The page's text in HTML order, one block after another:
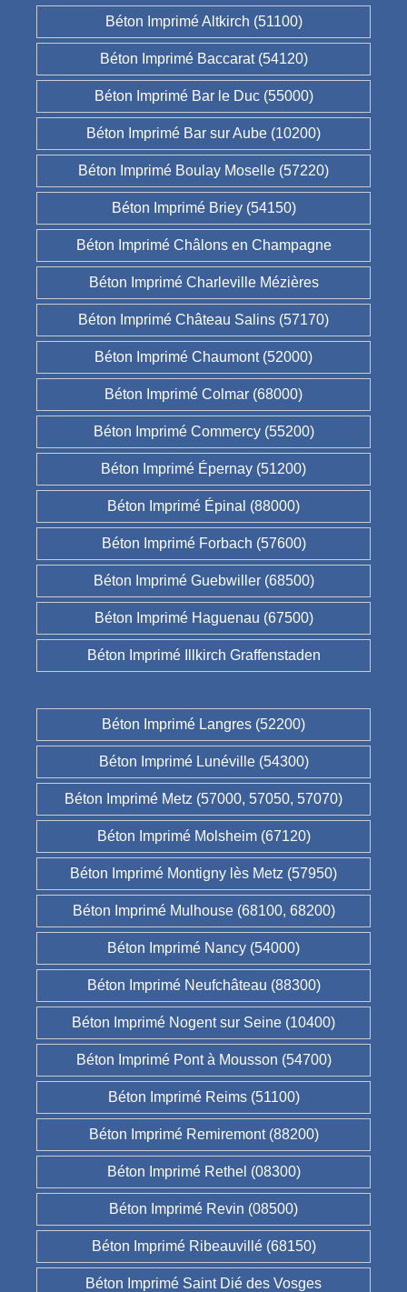
Béton Imprimé Altkirch (51100)
Béton Imprimé Baccarat (54120)
Béton Imprimé Bar le Duc (55000)
Béton Imprimé Bar sur Aube (10200)
Béton Imprimé Boulay Moselle (57220)
Béton Imprimé Briey (54150)
Béton Imprimé Châlons en Champagne
Béton Imprimé Charleville Mézières
Béton Imprimé Château Salins (57170)
Béton Imprimé Chaumont (52000)
Béton Imprimé Colmar (68000)
Béton Imprimé Commercy (55200)
Béton Imprimé Épernay (51200)
Béton Imprimé Épinal (88000)
Béton Imprimé Forbach (57600)
Béton Imprimé Guebwiller (68500)
Béton Imprimé Haguenau (67500)
Béton Imprimé Illkirch Graffenstaden
Béton Imprimé Langres (52200)
Béton Imprimé Lunéville (54300)
Béton Imprimé Metz (57000, 57050, 57070)
Béton Imprimé Molsheim (67120)
Béton Imprimé Montigny lès Metz (57950)
Béton Imprimé Mulhouse (68100, 68200)
Béton Imprimé Nancy (54000)
Béton Imprimé Neufchâteau (88300)
Béton Imprimé Nogent sur Seine (10400)
Béton Imprimé Pont à Mousson (54700)
Béton Imprimé Reims (51100)
Béton Imprimé Remiremont (88200)
Béton Imprimé Rethel (08300)
Béton Imprimé Revin (08500)
Béton Imprimé Ribeauvillé (68150)
Béton Imprimé Saint Dié des Vosges